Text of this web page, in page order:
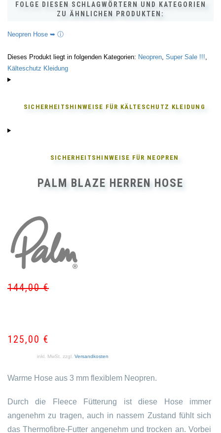
FOLGE DIESEN SCHLAGWÖRTERN UND KATEGORIEN
ZU ÄHNLICHEN PRODUKTEN:
Neopren Hose ➥ ⓘ
Dieses Produkt liegt in folgenden Kategorien: Neopren, Super Sale !!!,
Kälteschutz Kleidung
SICHERHEITSHINWEISE FÜR KÄLTESCHUTZ KLEIDUNG
SICHERHEITSHINWEISE FÜR NEOPREN
PALM BLAZE HERREN HOSE
144,00€
125,00 €
inkl. MwSt. zzgl. Versandkosten
Warme Hose aus 3 mm flexiblem Neopren.
Durch die Fleece Fütterung ist diese Hose immer
angenehm zu tragen, auch in nassem Zustand fühlt sich
das Thermofibre-Futter angenehm und trocken an. Vorbei